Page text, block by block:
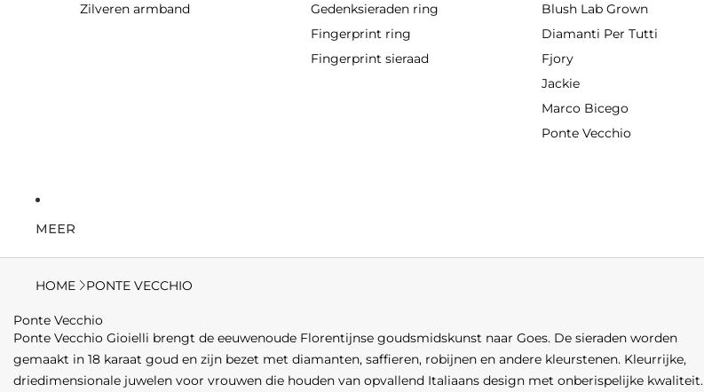
Zilveren armband
Gedenksieraden ring
Fingerprint ring
Fingerprint sieraad
Blush Lab Grown
Diamanti Per Tutti
Fjory
Jackie
Marco Bicego
Ponte Vecchio
MEER
HOME PONTE VECCHIO
Ponte Vecchio
Ponte Vecchio Gioielli brengt de eeuwenoude Florentijnse goudsmidskunst naar Goes. De sieraden worden
gemaakt in 18 karaat goud en zijn bezet met diamanten, saffieren, robijnen en andere kleurstenen. Kleurrijke,
driedimensionale juwelen voor vrouwen die houden van opvallend Italiaans design met onberispelijke kwaliteit.